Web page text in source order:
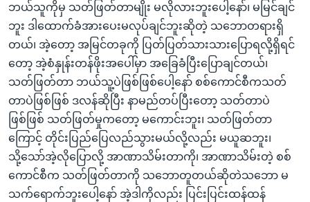
ဘယ်သူကိုမှ သတ်ဖြတ်တာမျိုး မလိုလားဘူးပေါ့နော်၊ မမြင်ချင်
ဘူး ဒါထောက်ခံအားပေးမလုပ်ချင်ဘူးဆိုတဲ့ သဘောတရားရှိ
တယ်၊ အဲ့တော့ အမြင်တခုကို ပြတ်ပြတ်သားသားပြောရလို့ရှိရင်
တော့ အဲ့စံနှုန်းတန်ဖိုးအပေါ်မှာ အခြေခံပြီးပြောချင်တယ်၊
သတ်ဖြတ်တာ ဘယ်သူ့ပဲဖြစ်ဖြစ်ပေါ့နော် စစ်ကောင်စီကသတ်
တာပဲဖြစ်ဖြစ် ဒလန်ဆိုပြီး နာမည်တပ်ပြီးတော့ သတ်တာပဲ
ဖြစ်ဖြစ် သတ်ဖြတ်မှုကတော့ မကောင်းဘူး၊ သတ်ဖြတ်တာ
ကြောင့် တိုင်းပြည်ပြေလည်သွားမယ်လို့လည်း မယူဆဘူး၊
သို့သော်အဲ့လိုပြောလို့ အာဏာသိမ်းတာကို၊ အာဏာသိမ်းတဲ့ စစ်
ကောင်စီက သတ်ဖြတ်တာကို သဘောတူတယ်ဆိုတဲသဘော မ
သက်ရောက်ဘူးပေါ့နော် အဲ့ဒါကိုလည်း ပြင်းပြင်းထန်ထန်